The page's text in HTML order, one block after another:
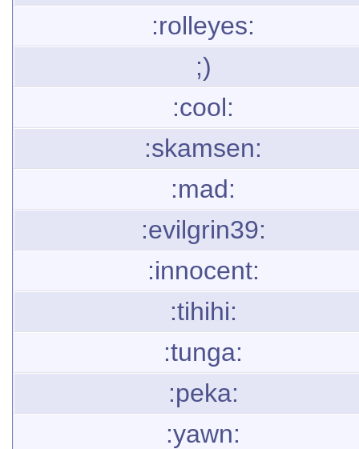
:rolleyes:
;)
:cool:
:skamsen:
:mad:
:evilgrin39:
:innocent:
:tihihi:
:tunga:
:peka:
:yawn: